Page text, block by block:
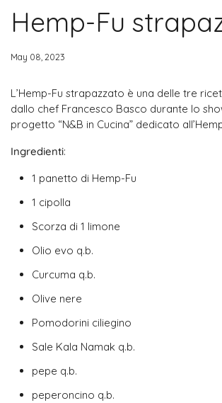
Hemp-Fu
May 08, 2023
L’Hemp-Fu strapazzato è una delle tre
dallo chef Francesco Basco durante lo
progetto “N&B in Cucina” dedicato
Ingredienti:
1 panetto di Hemp-Fu
1 cipolla
Scorza di 1 limone
Olio evo q.b.
Curcuma q.b.
Olive nere
Pomodorini ciliegino
Sale Kala Namak q.b.
pepe q.b.
peperoncino q.b.